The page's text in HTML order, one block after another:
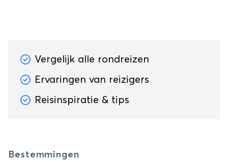
Vergelijk alle rondreizen
Ervaringen van reizigers
Reisinspiratie & tips
Bestemmingen